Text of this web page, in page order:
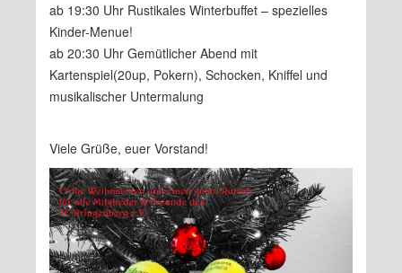
ab 19:30 Uhr Rustikales Winterbuffet – spezielles
Kinder-Menue!
ab 20:30 Uhr Gemütlicher Abend mit
Kartenspiel(20up, Pokern), Schocken, Kniffel und
musikalischer Untermalung
Viele Grüße, euer Vorstand!